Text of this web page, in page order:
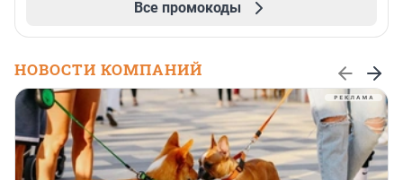
Все промокоды
НОВОСТИ КОМПАНИЙ